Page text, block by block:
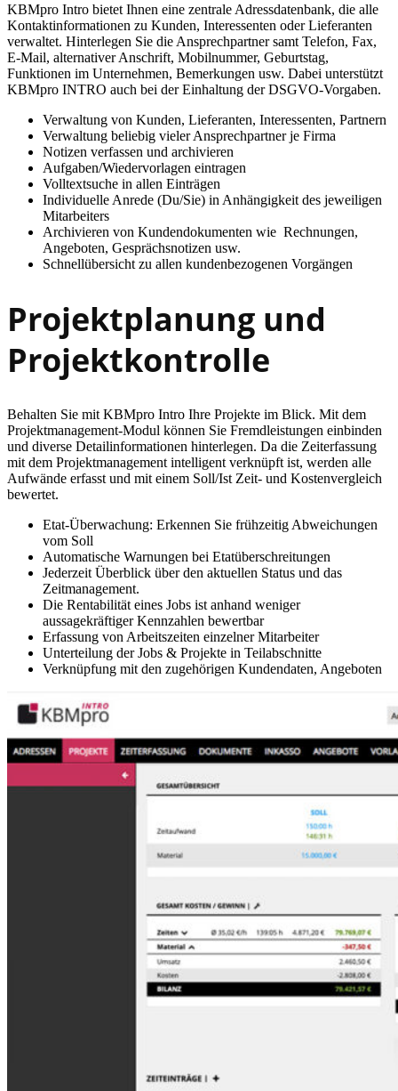
KBMpro Intro bietet Ihnen eine zentrale Adressdatenbank, die alle
Kontakt­informationen zu Kunden, Interessenten oder Lieferanten
verwaltet. Hinterlegen Sie die Ansprechpartner samt Telefon, Fax,
E-Mail, alternativer Anschrift, Mobilnummer, Geburtstag,
Funktionen im Unternehmen, Bemerkungen usw. Dabei unterstützt
KBMpro INTRO auch bei der Einhaltung der DSGVO-Vorgaben.
Verwaltung von Kunden, Lieferanten, Interessenten, Partnern
Verwaltung beliebig vieler Ansprechpartner je Firma
Notizen verfassen und archivieren
Aufgaben/Wiedervorlagen eintragen
Volltextsuche in allen Einträgen
Individuelle Anrede (Du/Sie) in Anhängigkeit des jeweiligen
Mitarbeiters
Archivieren von Kundendokumenten wie Rechnungen,
Angeboten, Gesprächsnotizen usw.
Schnellübersicht zu allen kundenbezogenen Vorgängen
Projektplanung und
Projektkontrolle
Behalten Sie mit KBMpro Intro Ihre Projekte im Blick. Mit dem
Projekt­management-Modul können Sie Fremdleistungen einbinden
und diverse Detailinformationen hinterlegen. Da die Zeiterfas­sung
mit dem Projektmanagement intelligent verknüpft ist, werden alle
Aufwände erfasst und mit einem Soll/Ist Zeit- und Kosten­vergleich
bewertet.
Etat-Überwachung: Erkennen Sie frühzeitig Abweichungen
vom Soll
Automatische Warnungen bei Etatüberschreitungen
Jederzeit Überblick über den aktuellen Status und das
Zeitmanagement.
Die Rentabilität eines Jobs ist anhand weniger
aussagekräftiger Kennzahlen bewertbar
Erfassung von Arbeitszeiten einzelner Mitarbeiter
Unterteilung der Jobs & Projekte in Teilabschnitte
Verknüpfung mit den zugehörigen Kundendaten, Angeboten